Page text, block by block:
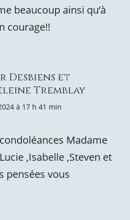
beaucoup ainsi qu’à
courage!!
Desbiens et
Tremblay
à 17 h 41 min
Madame
,Isabelle ,Steven et
pensées vous